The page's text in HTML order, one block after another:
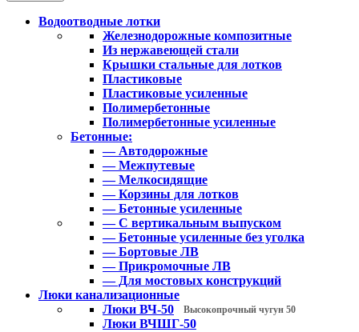
Водоотводные лотки
Железнодорожные композитные
Из нержавеющей стали
Крышки стальные для лотков
Пластиковые
Пластиковые усиленные
Полимербетонные
Полимербетонные усиленные
Бетонные:
— Автодорожные
— Межпутевые
— Мелкосидящие
— Корзины для лотков
— Бетонные усиленные
— С вертикальным выпуском
— Бетонные усиленные без уголка
— Бортовые ЛВ
— Прикромочные ЛВ
— Для мостовых конструкций
Люки канализационные
Люки ВЧ-50
Высокопрочный чугун 50
Люки ВЧШГ-50